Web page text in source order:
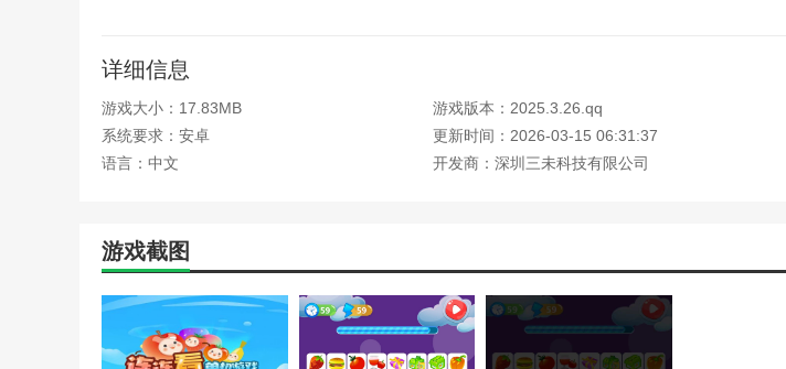
2.单人连续观看、寻找妹妹、怪物吃糖等游戏都有时间限制。
3.在有限的时间内消除所有元素所需的时间越短，获得的分数就越多。
4.游戏玩法很简单，但随着关卡数量的增加，难度也会增加。
详细信息
游戏大小：17.83MB
游戏版本：2025.3.26.qq
系统要求：安卓
更新时间：2026-03-15 06:31:37
语言：中文
开发商：深圳三未科技有限公司
游戏截图